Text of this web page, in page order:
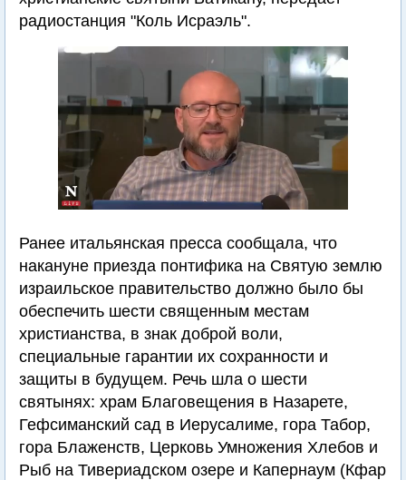
радиостанция "Коль Исраэль".
Ранее итальянская пресса сообщала, что
накануне приезда понтифика на Святую землю
израильское правительство должно было бы
обеспечить шести священным местам
христианства, в знак доброй воли,
специальные гарантии их сохранности и
защиты в будущем. Речь шла о шести
святынях: храм Благовещения в Назарете,
Гефсиманский сад в Иерусалиме, гора Табор,
гора Блаженств, Церковь Умножения Хлебов и
Рыб на Тивериадском озере и Капернаум (Кфар